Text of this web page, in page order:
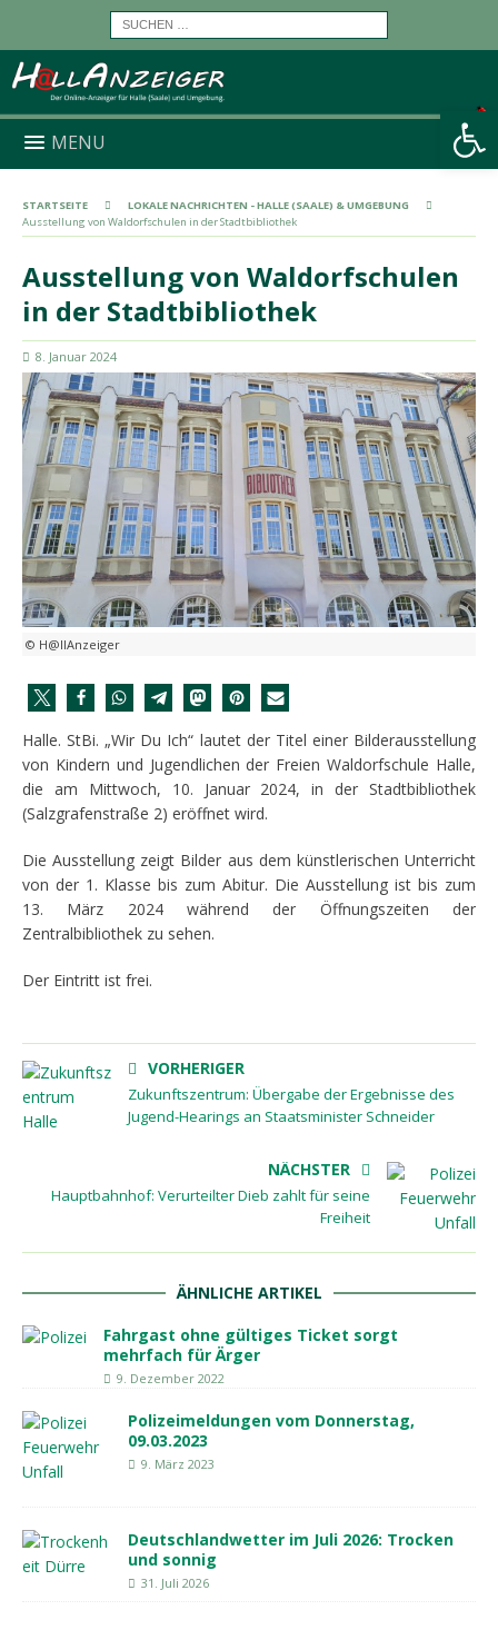
Werkzeugleiste öffnen
MENU
STARTSEITE
LOKALE NACHRICHTEN - HALLE (SAALE) & UMGEBUNG
Ausstellung von Waldorfschulen in der Stadtbibliothek
Ausstellung von Waldorfschulen
in der Stadtbibliothek
8. Januar 2024
© H@llAnzeiger
Halle. StBi. „Wir Du Ich“ lautet der Titel einer Bilderausstellung
von Kindern und Jugendlichen der Freien Waldorfschule Halle,
die am Mittwoch, 10. Januar 2024, in der Stadtbibliothek
(Salzgrafenstraße 2) eröffnet wird.
Die Ausstellung zeigt Bilder aus dem künstlerischen Unterricht
von der 1. Klasse bis zum Abitur. Die Ausstellung ist bis zum
13. März 2024 während der Öffnungszeiten der
Zentralbibliothek zu sehen.
Der Eintritt ist frei.
VORHERIGER
Zukunftszentrum: Übergabe der Ergebnisse des
Jugend-Hearings an Staatsminister Schneider
NÄCHSTER
Hauptbahnhof: Verurteilter Dieb zahlt für seine
Freiheit
ÄHNLICHE ARTIKEL
Fahrgast ohne gültiges Ticket sorgt
mehrfach für Ärger
9. Dezember 2022
Polizeimeldungen vom Donnerstag,
09.03.2023
9. März 2023
Deutschlandwetter im Juli 2026: Trocken
und sonnig
31. Juli 2026